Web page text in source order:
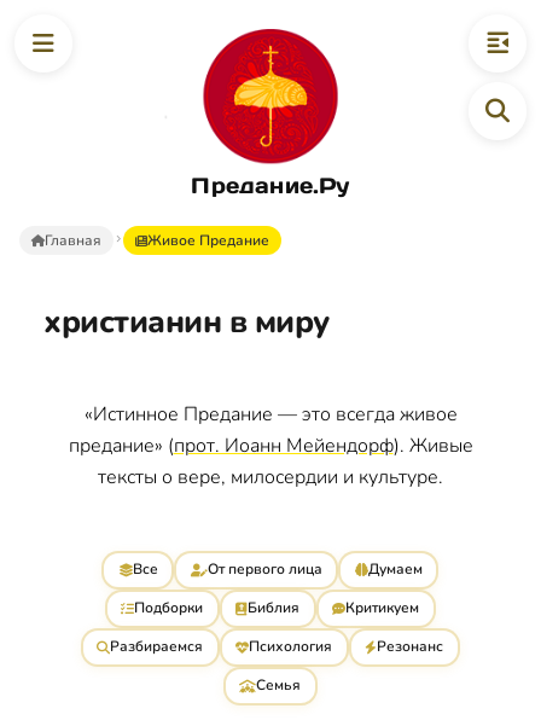
Предание.Ру
Главная Живое Предание
христианин в миру
«Истинное Предание — это всегда живое
предание» (прот. Иоанн Мейендорф). Живые
тексты о вере, милосердии и культуре.
Все От первого лица
Думаем
Подборки
Библия
Критикуем
Разбираемся
Психология
Резонанс
Семья